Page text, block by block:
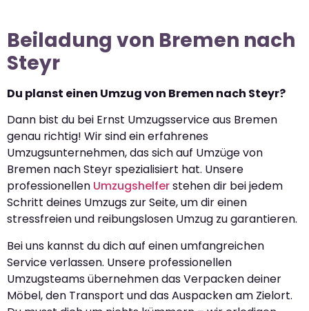
Beiladung von Bremen nach
Steyr
Du planst einen Umzug von Bremen nach Steyr?
Dann bist du bei Ernst Umzugsservice aus Bremen
genau richtig! Wir sind ein erfahrenes
Umzugsunternehmen, das sich auf Umzüge von
Bremen nach Steyr spezialisiert hat. Unsere
professionellen Umzugshelferstehen dir bei jedem
Schritt deines Umzugs zur Seite, um dir einen
stressfreien und reibungslosen Umzug zu garantieren.
Bei uns kannst du dich auf einen umfangreichen
Service verlassen. Unsere professionellen
Umzugsteams übernehmen das Verpacken deiner
Möbel, den Transport und das Auspacken am Zielort.